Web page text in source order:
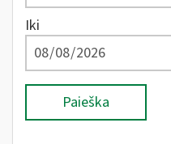
Iki
Paieška